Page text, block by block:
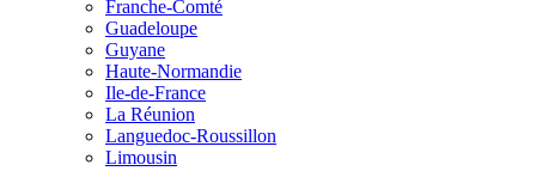
Franche-Comté
Guadeloupe
Guyane
Haute-Normandie
Ile-de-France
La Réunion
Languedoc-Roussillon
Limousin